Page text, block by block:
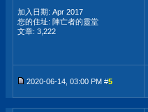
加入日期: Apr 2017
您的住址: 陣亡者的靈堂
文章: 3,222
2020-06-14, 03:00 PM #5